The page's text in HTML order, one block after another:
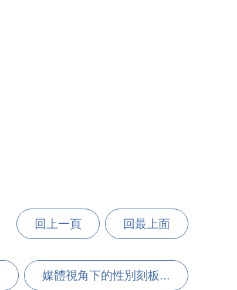
回上一頁 回最上面
媒體視角下的性別刻板...